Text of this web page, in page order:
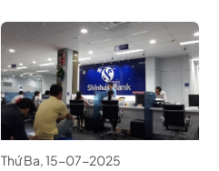
Thứ Ba, 15-07-2025